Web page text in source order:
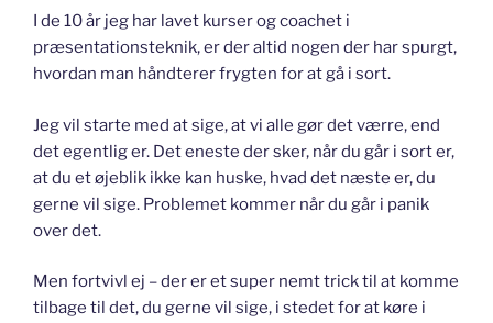
I de 10 år jeg har lavet kurser og coachet i
præsentationsteknik, er der altid nogen der har spurgt,
hvordan man håndterer frygten for at gå i sort.
Jeg vil starte med at sige, at vi alle gør det værre, end
det egentlig er. Det eneste der sker, når du går i sort er,
at du et øjeblik ikke kan huske, hvad det næste er, du
gerne vil sige. Problemet kommer når du går i panik
over det.
Men fortvivl ej – der er et super nemt trick til at komme
tilbage til det, du gerne vil sige, i stedet for at køre i